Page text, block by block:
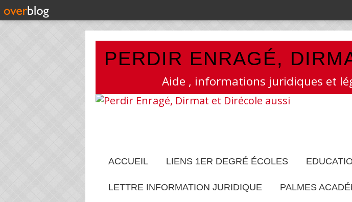
PERDIR ENRAGÉ,
Aide , informations juridiques et
ACCUEIL LIENS 1ER DEGRÉ ÉCOLES
LETTRE INFORMATION JURIDIQUE PALMES